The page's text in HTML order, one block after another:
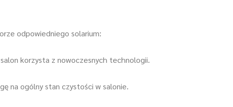
odpowiedniego solarium:
korzysta z nowoczesnych technologii.
na ogólny stan czystości w salonie.